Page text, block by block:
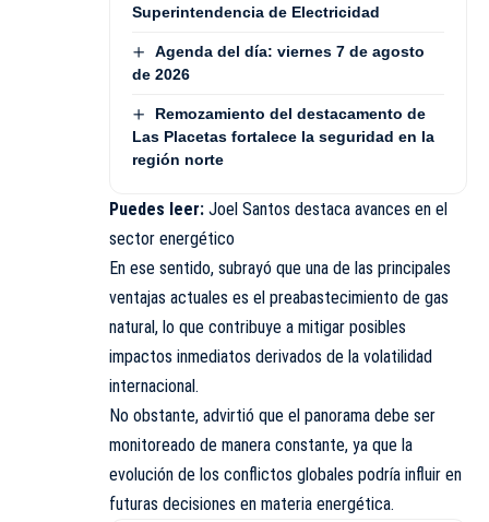
Superintendencia de Electricidad
Agenda del día: viernes 7 de agosto
de 2026
Remozamiento del destacamento de
Las Placetas fortalece la seguridad en la
región norte
Puedes leer: Joel Santos destaca avances en el
sector energético
En ese sentido, subrayó que una de las principales
ventajas actuales es el preabastecimiento de gas
natural, lo que contribuye a mitigar posibles
impactos inmediatos derivados de la volatilidad
internacional.
No obstante, advirtió que el panorama debe ser
monitoreado de manera constante, ya que la
evolución de los conflictos globales podría influir en
futuras decisiones en materia energética.